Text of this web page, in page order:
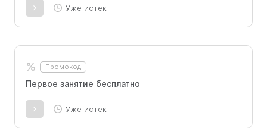
Уже истек
% Промокод
Первое занятие бесплатно
Уже истек